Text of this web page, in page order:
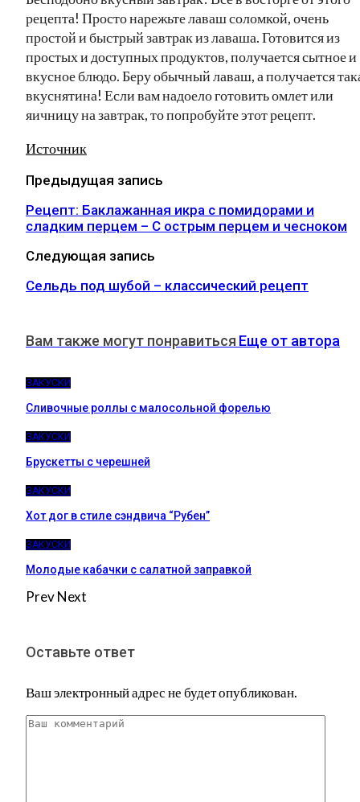
рецепта! Просто нарежьте лаваш соломкой, очень
простой и быстрый завтрак из лаваша. Готовится из
простых и доступных продуктов, получается сытное и
вкусное блюдо. Беру обычный лаваш, а получается
вкуснятина! Если вам надоело готовить омлет или
яичницу на завтрак, то попробуйте этот рецепт.
Источник
Предыдущая запись
Рецепт: Баклажанная икра с помидорами и
сладким перцем – С острым перцем и чесноком
Следующая запись
Сельдь под шубой – классический рецепт
Вам также могут понравиться Еще от автора
ЗАКУСКИ
Сливочные роллы с малосольной форелью
ЗАКУСКИ
Брускетты с черешней
ЗАКУСКИ
Хот дог в стиле сэндвича “Рубен”
ЗАКУСКИ
Молодые кабачки с салатной заправкой
PrevNext
Оставьте ответ
Ваш электронный адрес не будет опубликован.